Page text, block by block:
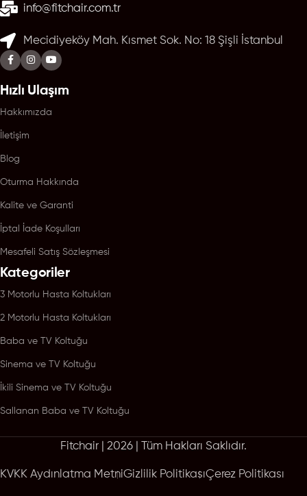
info@fitchair.com.tr
Mecidiyeköy Mah. Kısmet Sok. No: 18 Şişli İstanbul
Hızlı Ulaşım
Hakkımızda
İletişim
Blog
Oturma Hakkında
Kalite ve Garanti
İptal İade Koşulları
Mesafeli Satış Sözleşmesi
Kategoriler
3 Motorlu Hasta Koltukları
2 Motorlu Hasta Koltukları
Baba ve TV Koltuğu
Sinema ve TV Koltuğu
İkili Sinema ve TV Koltuğu
Sallanan Baba ve TV Koltuğu
Fitchair | 2026 | Tüm Hakları Saklıdır.
KVKK Aydınlatma MetniGizlilik PolitikasıÇerez Politikası